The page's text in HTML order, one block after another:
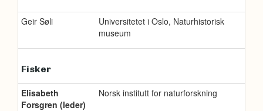
Geir Søli
Universitetet i Oslo, Naturhistorisk
museum
Fisker
Elisabeth
Forsgren (leder)
Norsk institutt for naturforskning